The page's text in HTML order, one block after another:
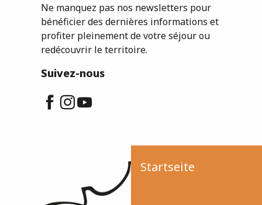
Startseite
Ne manquez pas nos newsletters pour
bénéficier des dernières informations et
profiter pleinement de votre séjour ou
redécouvrir le territoire.
Suivez-nous